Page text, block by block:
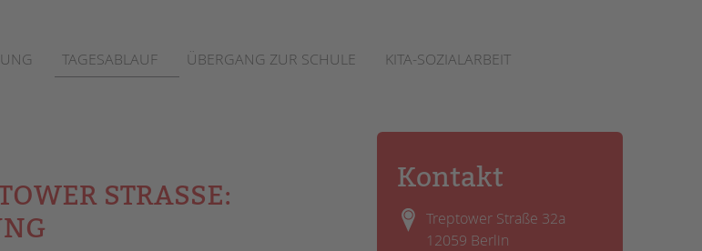
TAGESABLAUF ÜBERGANG ZUR SCHULE KITA-SOZIALARBEIT
STRASSE: G
Kontakt
Treptower Straße 32a
12059 Berlin